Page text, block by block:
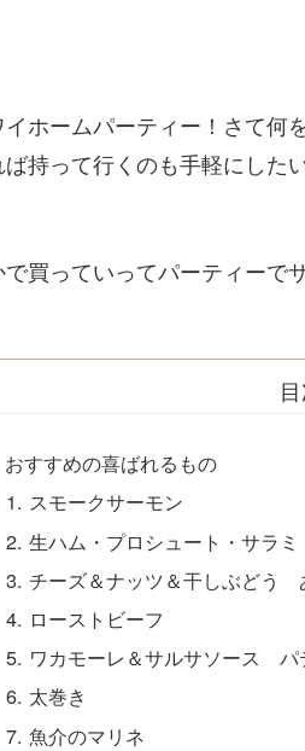
ホームパーティー！さて何
持って行くのも手軽にした
買っていってパーティーで
おすすめの喜ばれるもの
スモークサーモン
生ハム・プロシュート・サラ
チーズ＆ナッツ＆干しぶどう
ローストビーフ
ワカモーレ＆サルサソース
太巻き
魚介のマリネ